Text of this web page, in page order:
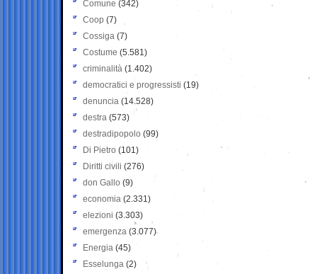
Comune (342)
Coop (7)
Cossiga (7)
Costume (5.581)
criminalità (1.402)
democratici e progressisti (19)
denuncia (14.528)
destra (573)
destradipopolo (99)
Di Pietro (101)
Diritti civili (276)
don Gallo (9)
economia (2.331)
elezioni (3.303)
emergenza (3.077)
Energia (45)
Esselunga (2)